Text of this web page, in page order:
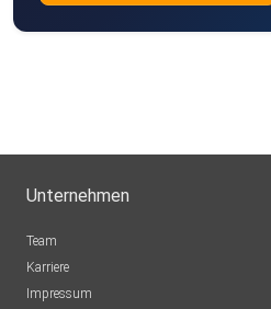
Unternehmen
Team
Karriere
Impressum